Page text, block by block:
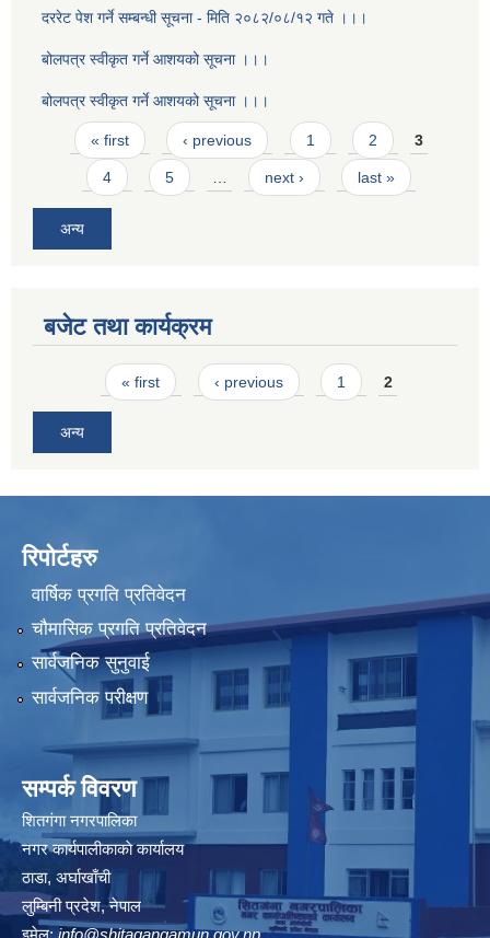
दररेट पेश गर्ने सम्बन्धी सूचना - मिति २०८२/०८/१२ गते ।।।
बोलपत्र स्वीकृत गर्ने आशयको सूचना ।।।
बोलपत्र स्वीकृत गर्ने आशयको सूचना ।।।
Pages
« first ‹ previous 1 2 3
4 5 … next › last »
अन्य
बजेट तथा कार्यक्रम
Pages« first ‹ previous 1 2
अन्य
रिपोर्टहरु
वार्षिक प्रगति प्रतिवेदन
चौमासिक प्रगति प्रतिवेदन
सार्वजनिक सुनुवाई
सार्वजनिक परीक्षण
सम्पर्क विवरण
शितगंगा नगरपालिका
नगर कार्यपालीकाकाे कार्यालय
ठाडा, अर्घाखाँची
लुम्बिनी प्रदेश, नेपाल
इमेल: info@shitagangamun.gov.np